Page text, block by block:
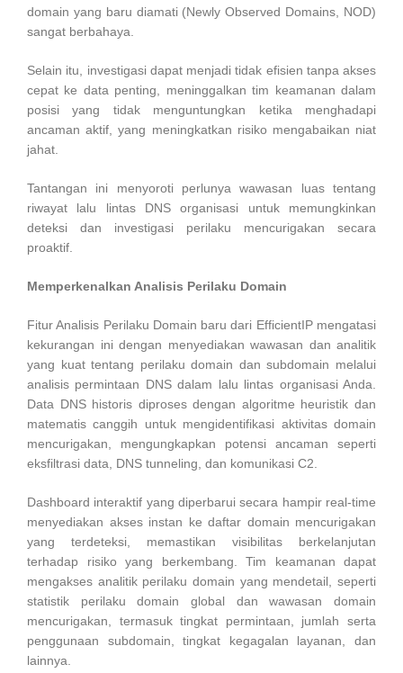
domain yang baru diamati (Newly Observed Domains, NOD)
sangat berbahaya.
Selain itu, investigasi dapat menjadi tidak efisien tanpa akses
cepat ke data penting, meninggalkan tim keamanan dalam
posisi yang tidak menguntungkan ketika menghadapi
ancaman aktif, yang meningkatkan risiko mengabaikan niat
jahat.
Tantangan ini menyoroti perlunya wawasan luas tentang
riwayat lalu lintas DNS organisasi untuk memungkinkan
deteksi dan investigasi perilaku mencurigakan secara
proaktif.
Memperkenalkan Analisis Perilaku Domain
Fitur Analisis Perilaku Domain baru dari EfficientIP mengatasi
kekurangan ini dengan menyediakan wawasan dan analitik
yang kuat tentang perilaku domain dan subdomain melalui
analisis permintaan DNS dalam lalu lintas organisasi Anda.
Data DNS historis diproses dengan algoritme heuristik dan
matematis canggih untuk mengidentifikasi aktivitas domain
mencurigakan, mengungkapkan potensi ancaman seperti
eksfiltrasi data, DNS tunneling, dan komunikasi C2.
Dashboard interaktif yang diperbarui secara hampir real-time
menyediakan akses instan ke daftar domain mencurigakan
yang terdeteksi, memastikan visibilitas berkelanjutan
terhadap risiko yang berkembang. Tim keamanan dapat
mengakses analitik perilaku domain yang mendetail, seperti
statistik perilaku domain global dan wawasan domain
mencurigakan, termasuk tingkat permintaan, jumlah serta
penggunaan subdomain, tingkat kegagalan layanan, dan
lainnya.